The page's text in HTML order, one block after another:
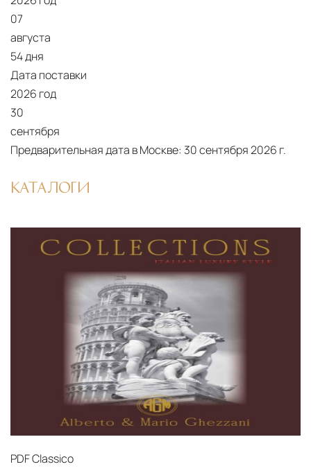
07
августа
54 дня
Дата поставки
2026 год
30
сентября
Предварительная дата в Москве: 30 сентября 2026 г.
КАТАЛОГИ
PDFClassico